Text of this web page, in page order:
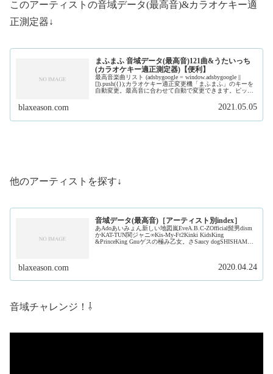
このアーティストの音域データ(最高音)&カラオケキー適
正測定器↓
まふまふ 音域データ(最高音)121曲&うたいっち
(カラオケキー適正測定器)【便利】
最高音楽曲リスト (adsbygoogle = window.adsbygoogle ||
[]).push({});カラオケキー適正変更機「まふまふ」のキーを
自動変更。最高音に合わせて自動で変更できます。ピック
blaxeason.com 2021.05.05
他のアーティストを探す↓
音域データ(最高音)［アーティスト別index］
あAdoあいみょん新しい地図嵐EveA.B.C-ZOfficial髭男dism
かKAT-TUN関ジャニ∞Kis-My-Ft2Kinki KidsKing
&PrinceKing Gnuゲスの極み乙女。さSaucy dogSHISHAMO
blaxeason.com 2020.04.24
音域チャレンジ！⇩